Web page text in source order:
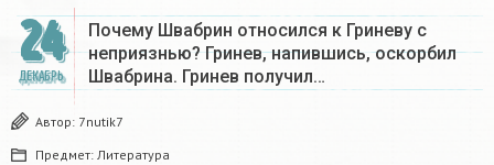
24
ДЕКАБРЬ
Почему Швабрин относился к Гриневу с
неприязнью? Гринев, напившись, оскорбил
Швабрина. Гринев получил…
Автор: 7nutik7
Предмет: Литература